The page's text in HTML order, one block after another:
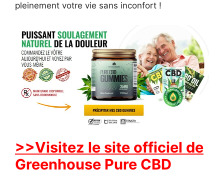
pleinement votre vie sans inconfort !
>>Visitez le site officiel de
Greenhouse Pure CBD